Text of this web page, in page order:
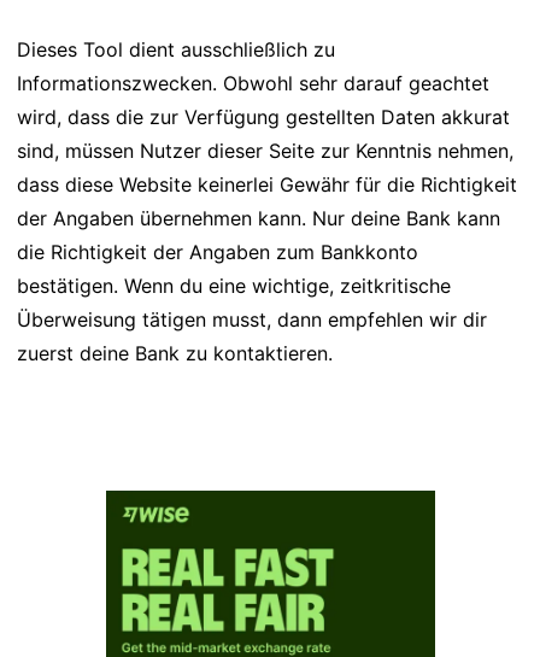
Dieses Tool dient ausschließlich zu
Informationszwecken. Obwohl sehr darauf geachtet
wird, dass die zur Verfügung gestellten Daten akkurat
sind, müssen Nutzer dieser Seite zur Kenntnis nehmen,
dass diese Website keinerlei Gewähr für die Richtigkeit
der Angaben übernehmen kann. Nur deine Bank kann
die Richtigkeit der Angaben zum Bankkonto
bestätigen. Wenn du eine wichtige, zeitkritische
Überweisung tätigen musst, dann empfehlen wir dir
zuerst deine Bank zu kontaktieren.